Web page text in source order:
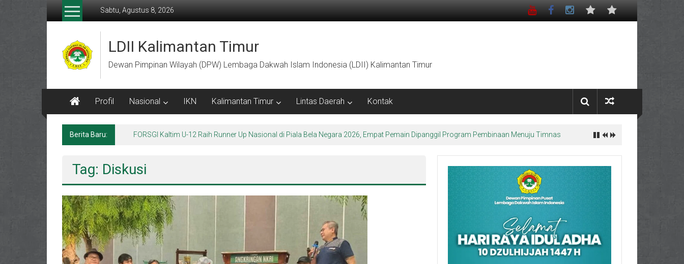
Lompat
Sabtu, Agustus 8, 2026
LDII Kalimantan Timur
Dewan Pimpinan Wilayah (DPW) Lembaga Dakwah Islam Indonesia (LDII) Kalimantan Timur
Profil Nasional IKN Kalimantan Timur Lintas Daerah Kontak
Berita Baru:
Tag: Diskusi